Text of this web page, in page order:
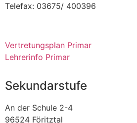
Telefax: 03675/ 400396
Vertretungsplan Primar
Lehrerinfo Primar
Sekundarstufe
An der Schule 2-4
96524 Föritztal